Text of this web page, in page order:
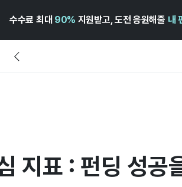
수수료 최대 90% 지원받고, 도전 응원해줄 내
지표 : 펀딩 성공